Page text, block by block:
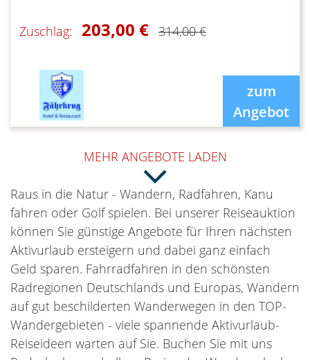
Zuschlag: 203,00 € 314,00 €
zum
Angebot
MEHR ANGEBOTE LADEN
Raus in die Natur - Wandern, Radfahren, Kanu
fahren oder Golf spielen. Bei unserer Reiseauktion
können Sie günstige Angebote für Ihren nächsten
Aktivurlaub ersteigern und dabei ganz einfach
Geld sparen. Fahrradfahren in den schönsten
Radregionen Deutschlands und Europas, Wandern
auf gut beschilderten Wanderwegen in den TOP-
Wandergebieten - viele spannende Aktivurlaub-
Reiseideen warten auf Sie. Buchen Sie mit uns